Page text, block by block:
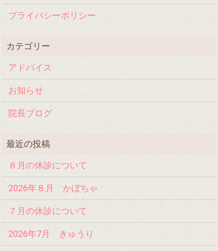
プライバシーポリシー
アドバイス
お知らせ
院長ブログ
８月の休診について
2026年８月 かぼちゃ
７月の休診について
2026年7月 きゅうり